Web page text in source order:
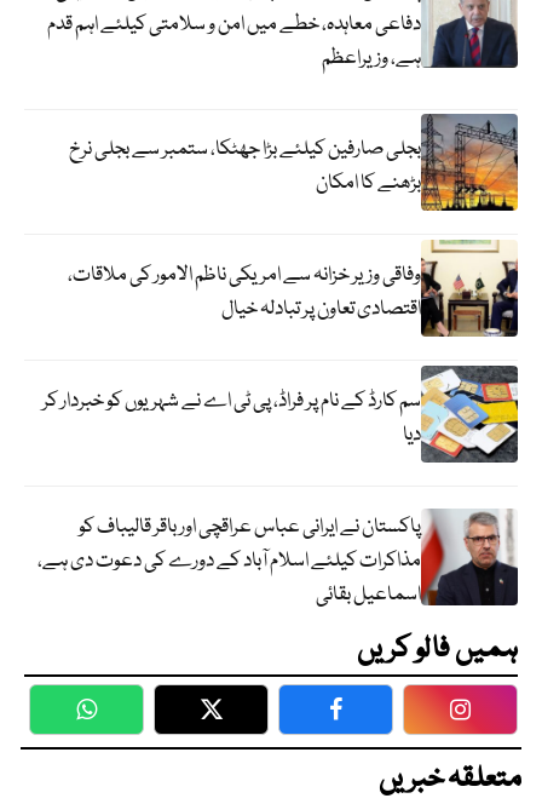
دفاعی معاہدہ، خطے میں امن و سلامتی کیلئے اہم قدم
ہے، وزیراعظم
بجلی صارفین کیلئے بڑا جھٹکا، ستمبر سے بجلی نرخ
بڑھنے کا امکان
وفاقی وزیر خزانہ سے امریکی ناظم الامور کی ملاقات،
اقتصادی تعاون پر تبادلہ خیال
سم کارڈ کے نام پر فراڈ، پی ٹی اے نے شہریوں کو خبردار کر
دیا
پاکستان نے ایرانی عباس عراقچی اورباقر قالیباف کو
مذاکرات کیلئے اسلام آباد کے دورے کی دعوت دی ہے،
اسماعیل بقائی
ہمیں فالو کریں
WhatsApp Twitter Facebook
متعلقہ خبریں